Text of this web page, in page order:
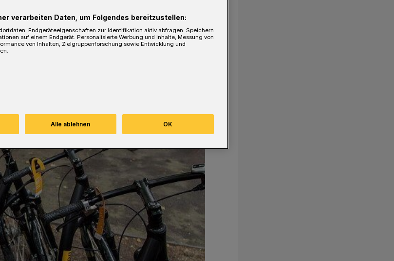
verarbeiten Daten, um Folgendes bereitzustellen:
Endgeräteeigenschaften zur Identifikation aktiv abfragen. Speichern
auf einem Endgerät. Personalisierte Werbung und Inhalte, Messung von
von Inhalten, Zielgruppenforschung sowie Entwicklung und
Alle ablehnen OK